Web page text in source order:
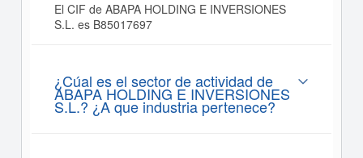
El CIF de ABAPA HOLDING E INVERSIONES
S.L. es B85017697
¿Cúal es el sector de actividad de
ABAPA HOLDING E INVERSIONES
S.L.? ¿A que industria pertenece?